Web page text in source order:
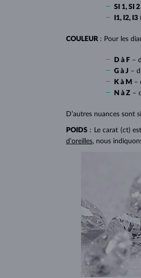
SI 1, SI 2
I1, I2, I3
COULEUR : Pour les
D à F –
G à J –
K à M –
N à Z –
D’autres nuances sont
POIDS : Le carat (ct)
d’oreilles, nous